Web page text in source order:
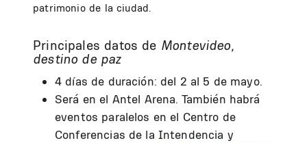
patrimonio de la ciudad.
Principales datos de Montevideo,
destino de paz
4 días de duración: del 2 al 5 de mayo.
Será en el Antel Arena. También habrá
eventos paralelos en el Centro de
Conferencias de la Intendencia y